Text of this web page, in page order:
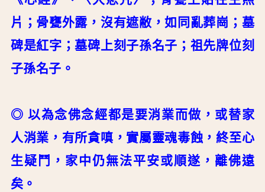
片；骨甕外露，沒有遮敝，如同亂葬崗；墓
碑是紅字；墓碑上刻子孫名子；祖先牌位刻
子孫名子。
◎ 以為念佛念經都是要消業而做，或替家
人消業，有所貪嗔，實屬靈魂毒蝕，終至心
生疑鬥，家中仍無法平安或順遂，離佛遠
矣。